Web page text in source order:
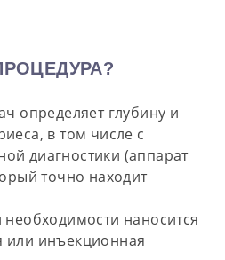
определяет глубину и
в том числе с
диагностики (аппарат
точно находит
наносится
или инъекционная